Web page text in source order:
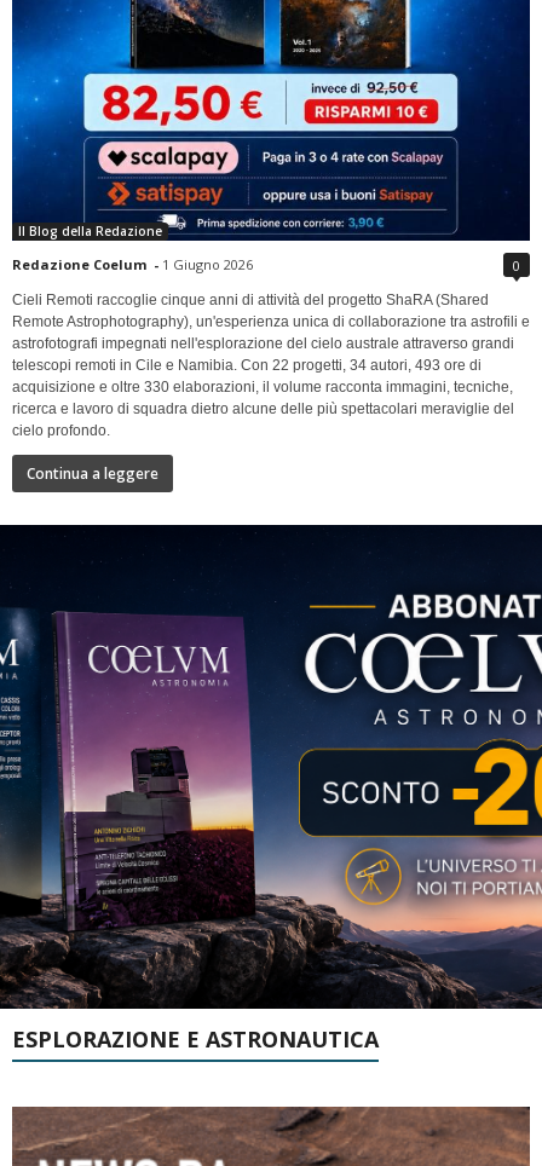
Il Blog della Redazione
Redazione Coelum - 1 Giugno 2026 0
Cieli Remoti raccoglie cinque anni di attività del progetto ShaRA (Shared
Remote Astrophotography), un'esperienza unica di collaborazione tra astrofili e
astrofotografi impegnati nell'esplorazione del cielo australe attraverso grandi
telescopi remoti in Cile e Namibia. Con 22 progetti, 34 autori, 493 ore di
acquisizione e oltre 330 elaborazioni, il volume racconta immagini, tecniche,
ricerca e lavoro di squadra dietro alcune delle più spettacolari meraviglie del
cielo profondo.
Continua a leggere
ESPLORAZIONE E ASTRONAUTICA